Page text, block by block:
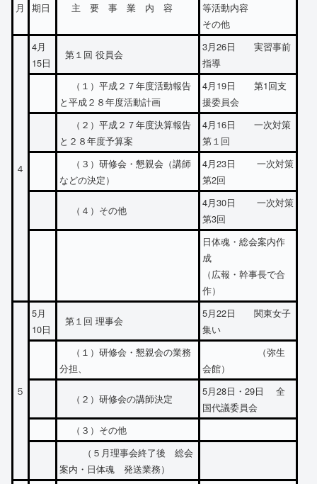
月 期日 主 要 事 業 内 容
等活動内容
その他
４
4月
15日
第１回 役員会
3月26日 実習事前
指導
（１）平成２７年度活動報告
と平成２８年度活動計画
4月19日 第1回支
援委員会
（２）平成２７年度決算報告
と２８年度予算案
4月16日 一次対策
第１回
（３）研修会・懇親会（講師
などの決定）
4月23日 一次対策
第2回
（４）その他
4月30日 一次対策
第3回
日体魂・総会案内作
成
（広報・幹事長で合
作）
５
5月
10日
第１回 理事会
5月22日 関東女子
集い
（１）研修会・懇親会の業務
分担、
（弥生
会館）
（２）研修会の講師決定
5月28日・29日 全
国代議委員会
（３）その他
（５月理事会終了後 総会
案内・日体魂 発送業務）